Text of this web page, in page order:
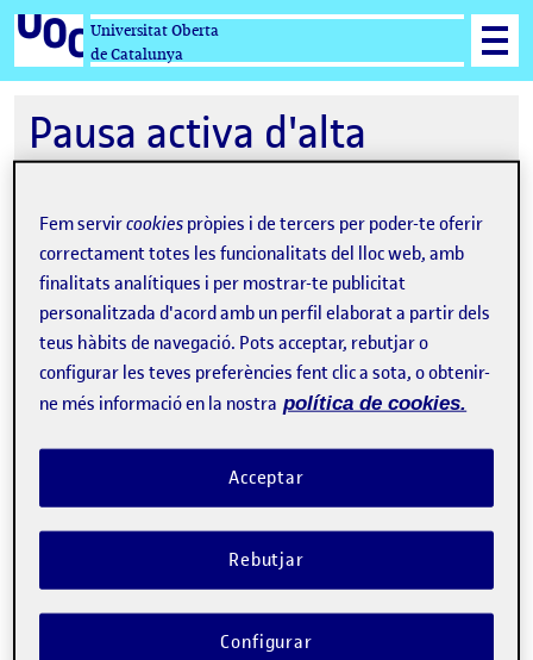
Universitat Oberta
de Catalunya
Pausa activa d'alta
intensitat
14-11-2024 16:00
Sessió en línia
Inscriure-s'hi
Contacte
Fem servircookies pròpies i de tercers per poder-te oferir
correctament totes les funcionalitats del lloc web, amb
finalitats analítiques i per mostrar-te publicitat
personalitzada d'acord amb un perfil elaborat a partir dels
teus hàbits de navegació. Pots acceptar, rebutjar o
configurar les teves preferències fent clic a sota, o obtenir-
ne més informació en la nostra política de cookies.
Rebutjar
Acceptar
Configurar